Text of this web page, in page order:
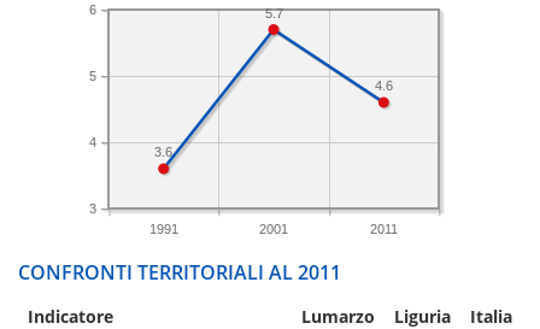
1991 2001 2011
3
4
5
6
4.6
5.7
3.6
CONFRONTI TERRITORIALI AL 2011
Indicatore Lumarzo Liguria Italia